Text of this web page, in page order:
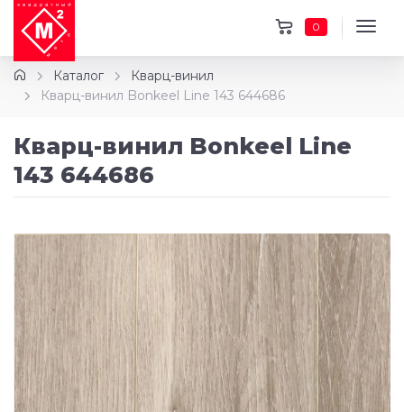
0
Каталог
Кварц-винил
Кварц-винил Bonkeel Line 143 644686
Кварц-винил Bonkeel Line
143 644686